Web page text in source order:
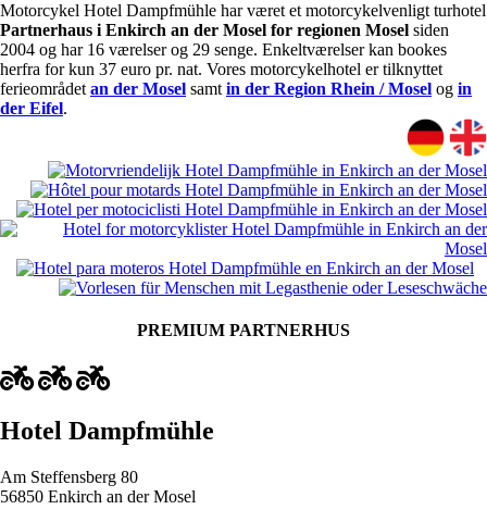
Motorcykel Hotel Dampfmühle har været et motorcykelvenligt turhotel
Partnerhaus i Enkirch an der Mosel for regionen Mosel siden
2004 og har 16 værelser og 29 senge. Enkeltværelser kan bookes
herfra for kun 37 euro pr. nat. Vores motorcykelhotel er tilknyttet
ferieområdetan der Mosel samtin der Region Rhein / Mosel og in
der Eifel.
PREMIUM PARTNERHUS
Hotel Dampfmühle
Am Steffensberg 80
56850 Enkirch an der Mosel